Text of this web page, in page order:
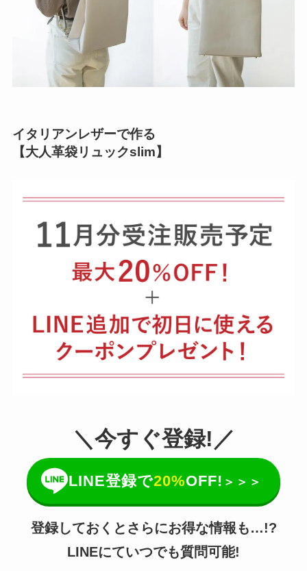
イタリアンレザーで作る
【大人革袋リュックslim】
＼今すぐ登録!／
LINE登録で20%OFF! ＞＞＞
登録しておくとさらにお得な情報も…!?
LINEにていつでも質問可能!